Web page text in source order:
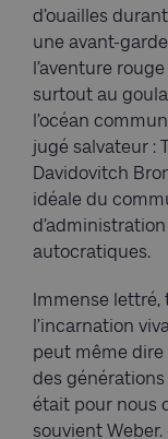
d’ouailles
une avant-
l’aventure
surtout au
l’océan
jugé salvateur :
Davidovitch
idéale du
autocratiques.
Immense
l’incarnation
peut même dire
des générations
était pour nous
souvient Weber.